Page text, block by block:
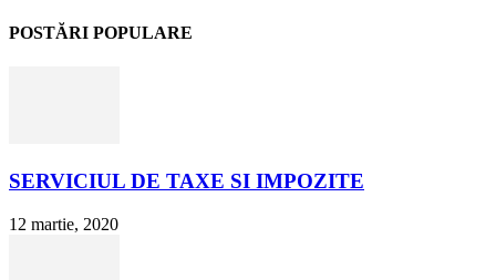
POSTĂRI POPULARE
SERVICIUL DE TAXE SI IMPOZITE
12 martie, 2020